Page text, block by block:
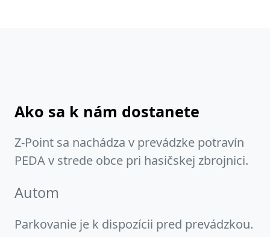
Ako sa k nám dostanete
Z-Point sa nachádza v prevádzke potravín
PEDA v strede obce pri hasičskej zbrojnici.
Autom
Parkovanie je k dispozícii pred prevádzkou.